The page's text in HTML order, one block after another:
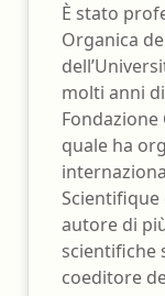
È stato
Organica
molti anni
Fondazione
quale ha
Scientifique
autore di
scientifiche
coeditore